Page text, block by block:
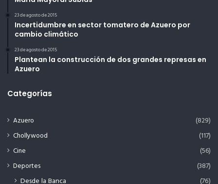
23 de agosto de 2015
Incertidumbre en sector tomatero de Azuero por
cambio climático
23 de agosto de 2015
Plantean la construcción de dos grandes represas en
Azuero
Categorías
Azuero
(829)
Chollywood
(117)
Cine
(56)
Deportes
(387)
Desde la Banca (76)